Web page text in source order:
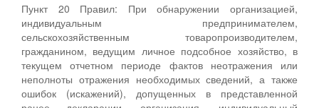
Пункт 20 Правил: При обнаружении организацией,
индивидуальным предпринимателем,
сельскохозяйственным товаропроизводителем,
гражданином, ведущим личное подсобное хозяйство, в
текущем отчетном периоде фактов неотражения или
неполноты отражения необходимых сведений, а также
ошибок (искажений), допущенных в представленной